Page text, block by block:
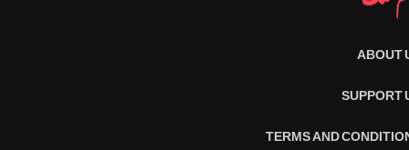
ABOUT
SUPPORT
TERMS AND